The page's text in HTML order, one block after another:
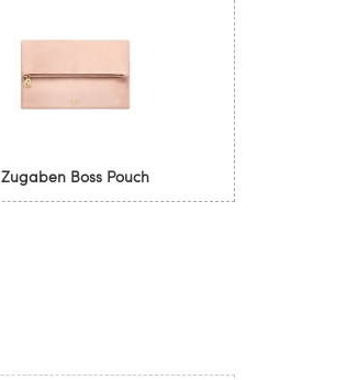
Zugaben Boss Pouch